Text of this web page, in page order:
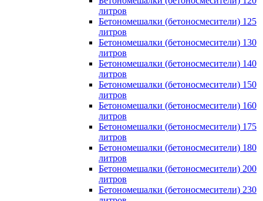
литров
Бетономешалки (бетоносмесители) 125
литров
Бетономешалки (бетоносмесители) 130
литров
Бетономешалки (бетоносмесители) 140
литров
Бетономешалки (бетоносмесители) 150
литров
Бетономешалки (бетоносмесители) 160
литров
Бетономешалки (бетоносмесители) 175
литров
Бетономешалки (бетоносмесители) 180
литров
Бетономешалки (бетоносмесители) 200
литров
Бетономешалки (бетоносмесители) 230